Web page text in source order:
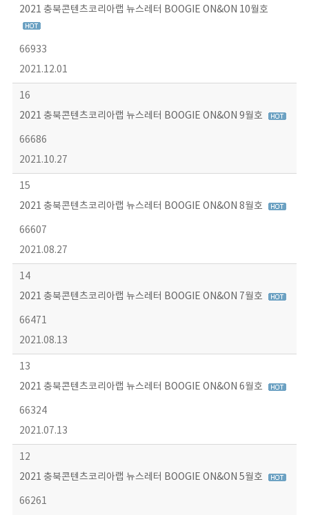
2021 충북콘텐츠코리아랩 뉴스레터 BOOGIE ON&ON 10월호
66933
2021.12.01
16
2021 충북콘텐츠코리아랩 뉴스레터 BOOGIE ON&ON 9월호
66686
2021.10.27
15
2021 충북콘텐츠코리아랩 뉴스레터 BOOGIE ON&ON 8월호
66607
2021.08.27
14
2021 충북콘텐츠코리아랩 뉴스레터 BOOGIE ON&ON 7월호
66471
2021.08.13
13
2021 충북콘텐츠코리아랩 뉴스레터 BOOGIE ON&ON 6월호
66324
2021.07.13
12
2021 충북콘텐츠코리아랩 뉴스레터 BOOGIE ON&ON 5월호
66261